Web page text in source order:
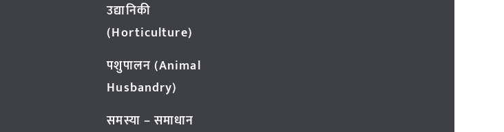
उद्यानिकी
(Horticulture)
पशुपालन (Animal
Husbandry)
समस्या – समाधान